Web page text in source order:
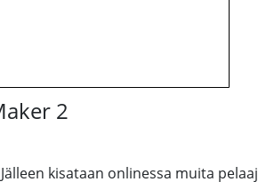
2
Jälleen kisataan onlinessa muita